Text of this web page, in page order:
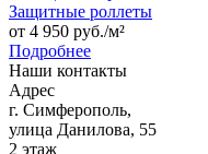
Защитные роллеты
от 4 950 руб./м²
Подробнее
Наши контакты
Адрес
г. Симферополь,
улица Данилова, 55
2 этаж